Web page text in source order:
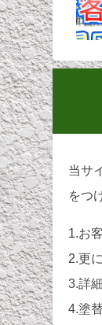
当サ
をつ
1.お
2.更
3.詳
4.塗